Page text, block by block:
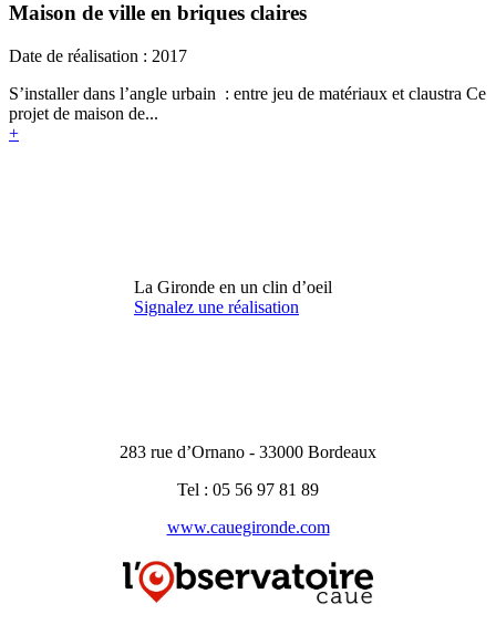
Maison de ville en briques claires
Date de réalisation : 2017
S’installer dans l’angle urbain : entre jeu de matériaux et claustra Ce
projet de maison de...
+
La Gironde en un clin d’oeil
Signalez une réalisation
283 rue d’Ornano - 33000 Bordeaux
Tel : 05 56 97 81 89
www.cauegironde.com